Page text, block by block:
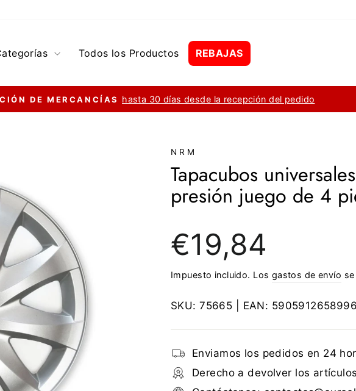
Todos los Productos REBAJAS
diapositivas
DE MERCANCÍAS hasta 30 días desde la recepción del pedido
NRM
Tapacubos
presión juego de 4
regular
€19,84
Impuesto incluido. Los gastos de envío
SKU:75665 | EAN: 5905912658996
Enviamos los pedidos en 24
Derecho a devolver los